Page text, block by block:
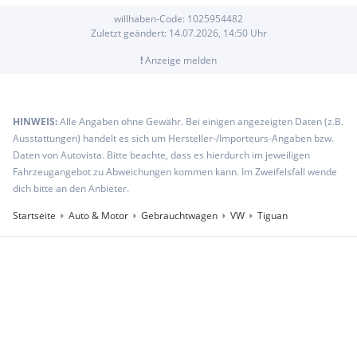
willhaben-Code: 1025954482
Zuletzt geändert: 14.07.2026, 14:50Uhr
!Anzeige melden
HINWEIS:Alle Angaben ohne Gewähr. Bei einigen angezeigten Daten (z.B.
Ausstattungen) handelt es sich um Hersteller-/Importeurs-Angaben bzw.
Daten von Autovista. Bitte beachte, dass es hierdurch im jeweiligen
Fahrzeugangebot zu Abweichungen kommen kann. Im Zweifelsfall wende
dich bitte an den Anbieter.
Startseite
Auto & Motor Gebrauchtwagen VW Tiguan